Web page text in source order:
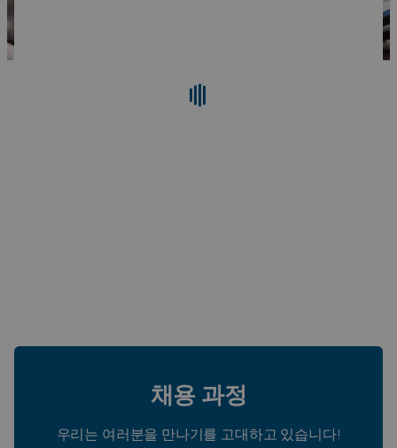
채용 과정
우리는 여러분을 만나기를 고대하고 있습니다!